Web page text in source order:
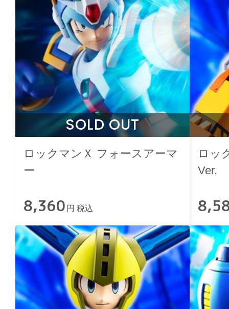
SOLD OUT
ロックマンＸ フォースアーマ
ー
8,360 円 税込
ロッ
Ver.